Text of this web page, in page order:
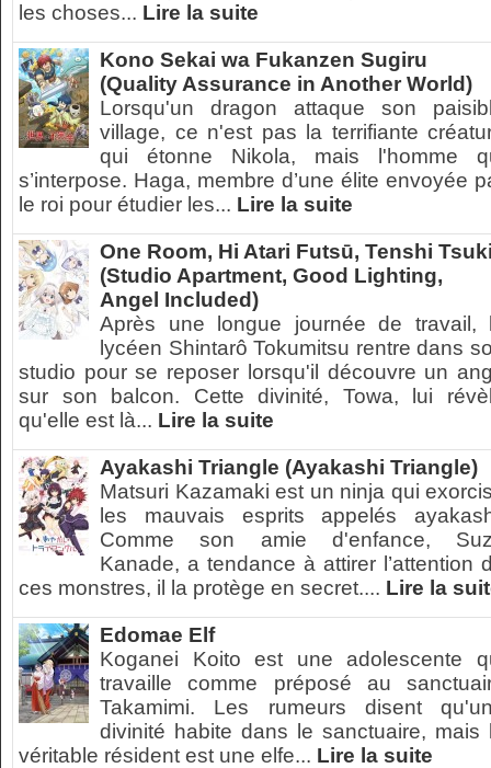
les choses... Lire la suite
Kono Sekai wa Fukanzen Sugiru
(Quality Assurance in Another World)
Lorsqu'un dragon attaque son
village, ce n'est pas la terrifiante
qui étonne Nikola, mais l'homme
s’interpose. Haga, membre d’une élite envoyée
le roi pour étudier les... Lire la suite
One Room, Hi Atari Futsū, Tenshi
(Studio Apartment, Good Lighting,
Angel Included)
Après une longue journée de travail,
lycéen Shintarô Tokumitsu rentre dans
studio pour se reposer lorsqu'il découvre un
sur son balcon. Cette divinité, Towa, lui
qu'elle est là... Lire la suite
Ayakashi Triangle (Ayakashi Triangle)
Matsuri Kazamaki est un ninja qui
les mauvais esprits appelés
Comme son amie d'enfance,
Kanade, a tendance à attirer l’attention
ces monstres, il la protège en secret.... Lire la
Edomae Elf
Koganei Koito est une adolescente
travaille comme préposé au
Takamimi. Les rumeurs disent
divinité habite dans le sanctuaire, mais
véritable résident est une elfe... Lire la suite